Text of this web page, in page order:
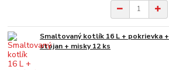
Smaltovaný kotlík 16 L + pokrievka +
stojan + misky 12 ks